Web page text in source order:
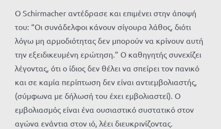
Ο Schirmacher αντέδρασε και επιμένει στην άποψή
του: “Οι συνάδελφοι κάνουν σίγουρα λάθος, διότι
λόγω μη αρμοδιότητας δεν μπορούν να κρίνουν αυτή
την εξειδικευμένη ερώτηση.” Ο καθηγητής συνεχίζει
λέγοντας, ότι ο ίδιος δεν θέλει να σπείρει τον πανικό
και σε καμία περίπτωση δεν είναι αντιεμβολιαστής,
(σύμφωνα με δήλωσή του έχει εμβολιαστεί). Ο
εμβολιασμός είναι ένα ουσιαστικό συστατικό στον
αγώνα ενάντια στον ιό, λέει διευκρινίζοντας.